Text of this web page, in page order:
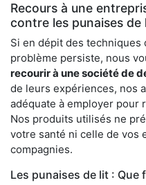
Recours à une
contre les punaises de
Si en dépit des techniques
problème persiste, nous
recourir à une société de
de leurs expériences, nos
adéquate à employer pour
Nos produits utilisés ne
votre santé ni celle de vos
compagnies.
Les punaises de lit : Que